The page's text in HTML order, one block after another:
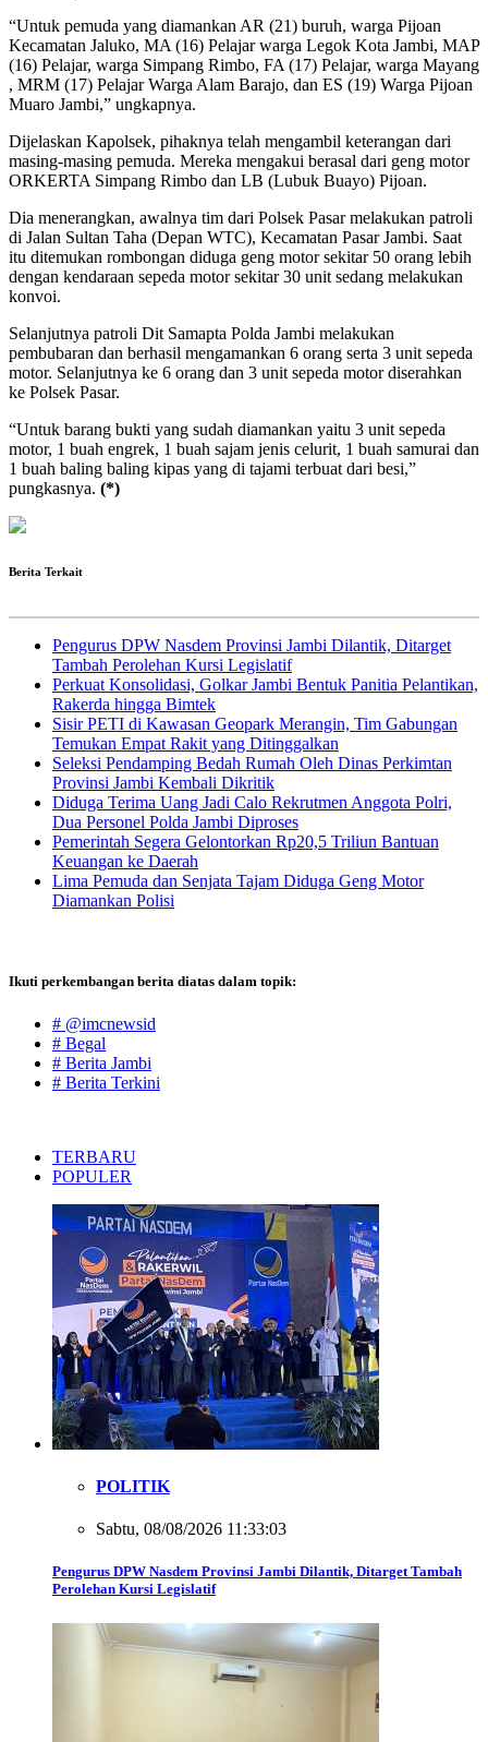
“Untuk pemuda yang diamankan AR (21) buruh, warga Pijoan
Kecamatan Jaluko, MA (16) Pelajar warga Legok Kota Jambi, MAP
(16) Pelajar, warga Simpang Rimbo, FA (17) Pelajar, warga Mayang
, MRM (17) Pelajar Warga Alam Barajo, dan ES (19) Warga Pijoan
Muaro Jambi,” ungkapnya.
Dijelaskan Kapolsek, pihaknya telah mengambil keterangan dari
masing-masing pemuda. Mereka mengakui berasal dari geng motor
ORKERTA Simpang Rimbo dan LB (Lubuk Buayo) Pijoan.
Dia menerangkan, awalnya tim dari Polsek Pasar melakukan patroli
di Jalan Sultan Taha (Depan WTC), Kecamatan Pasar Jambi. Saat
itu ditemukan rombongan diduga geng motor sekitar 50 orang lebih
dengan kendaraan sepeda motor sekitar 30 unit sedang melakukan
konvoi.
Selanjutnya patroli Dit Samapta Polda Jambi melakukan
pembubaran dan berhasil mengamankan 6 orang serta 3 unit sepeda
motor. Selanjutnya ke 6 orang dan 3 unit sepeda motor diserahkan
ke Polsek Pasar.
“Untuk barang bukti yang sudah diamankan yaitu 3 unit sepeda
motor, 1 buah engrek, 1 buah sajam jenis celurit, 1 buah samurai dan
1 buah baling baling kipas yang di tajami terbuat dari besi,”
pungkasnya. (*)
Berita Terkait
Pengurus DPW Nasdem Provinsi Jambi Dilantik, Ditarget
Tambah Perolehan Kursi Legislatif
Perkuat Konsolidasi, Golkar Jambi Bentuk Panitia Pelantikan,
Rakerda hingga Bimtek
Sisir PETI di Kawasan Geopark Merangin, Tim Gabungan
Temukan Empat Rakit yang Ditinggalkan
Seleksi Pendamping Bedah Rumah Oleh Dinas Perkimtan
Provinsi Jambi Kembali Dikritik
Diduga Terima Uang Jadi Calo Rekrutmen Anggota Polri,
Dua Personel Polda Jambi Diproses
Pemerintah Segera Gelontorkan Rp20,5 Triliun Bantuan
Keuangan ke Daerah
Lima Pemuda dan Senjata Tajam Diduga Geng Motor
Diamankan Polisi
Ikuti perkembangan berita diatas dalam topik:
# @imcnewsid
# Begal
# Berita Jambi
# Berita Terkini
TERBARU
POPULER
POLITIK
Sabtu, 08/08/2026 11:33:03
Pengurus DPW Nasdem Provinsi Jambi Dilantik, Ditarget Tambah
Perolehan Kursi Legislatif